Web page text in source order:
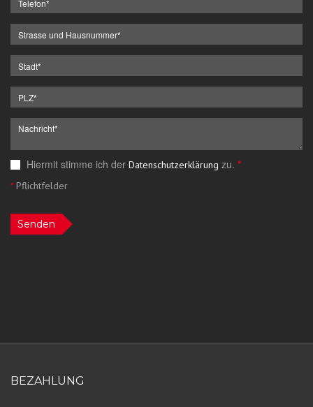
Hiermit stimme ich der Datenschutzerklärung zu. *
*Pflichtfelder
Senden
BEZAHLUNG